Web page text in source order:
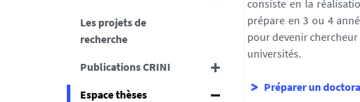
Les projets de
recherche
Publications CRINI
Espace thèses
consiste en la
prépare en 3 ou 4
pour devenir chercheur
universités.
Préparer un